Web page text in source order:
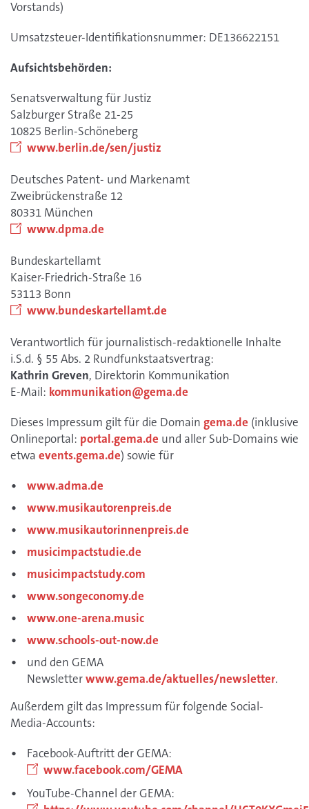
Vorstands)
Umsatzsteuer-Identifikationsnummer: DE136622151
Aufsichtsbehörden:
Senatsverwaltung für Justiz
Salzburger Straße 21-25
10825 Berlin-Schöneberg
www.berlin.de/sen/justiz
Deutsches Patent- und Markenamt
Zweibrückenstraße 12
80331 München
www.dpma.de
Bundeskartellamt
Kaiser-Friedrich-Straße 16
53113 Bonn
www.bundeskartellamt.de
Verantwortlich für journalistisch-redaktionelle Inhalte
i.S.d. § 55 Abs. 2 Rundfunkstaatsvertrag:
Kathrin Greven, Direktorin Kommunikation
E-Mail: kommunikation@gema.de
Dieses Impressum gilt für die Domain gema.de (inklusive
Onlineportal: portal.gema.de und aller Sub-Domains wie
etwa events.gema.de) sowie für
www.adma.de
www.musikautorenpreis.de
www.musikautorinnenpreis.de
musicimpactstudie.de
musicimpactstudy.com
www.songeconomy.de
www.one-arena.music
www.schools-out-now.de
und den GEMA
Newsletterwww.gema.de/aktuelles/newsletter.
Außerdem gilt das Impressum für folgende Social-
Media-Accounts:
Facebook-Auftritt der GEMA:
www.facebook.com/GEMA
YouTube-Channel der GEMA: